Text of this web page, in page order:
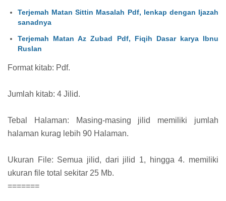
Terjemah Matan Sittin Masalah Pdf, lenkap dengan Ijazah
sanadnya
Terjemah Matan Az Zubad Pdf, Fiqih Dasar karya Ibnu
Ruslan
Format kitab: Pdf.
Jumlah kitab: 4 Jilid.
Tebal Halaman: Masing-masing jilid memiliki jumlah
halaman kurag lebih 90 Halaman.
Ukuran File: Semua jilid, dari jilid 1, hingga 4. memiliki
ukuran file total sekitar 25 Mb.
=======